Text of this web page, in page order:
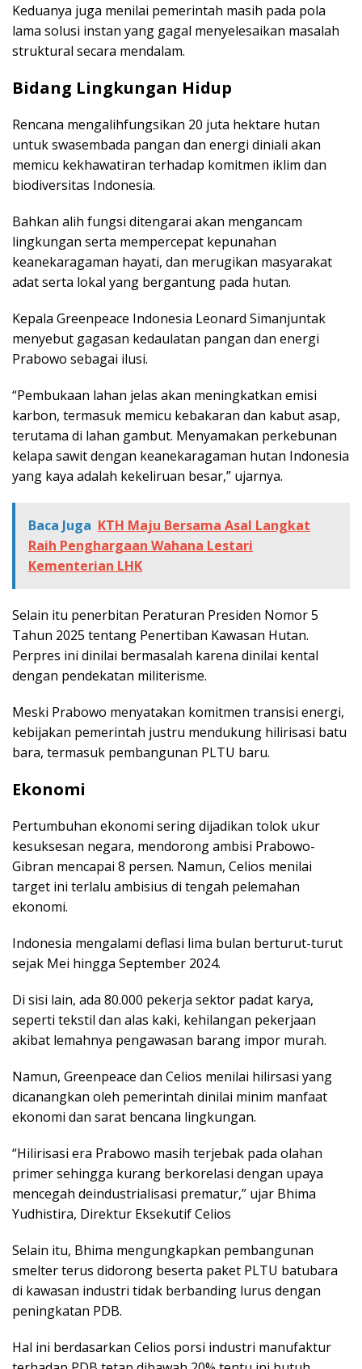
Keduanya juga menilai pemerintah masih pada pola
lama solusi instan yang gagal menyelesaikan masalah
struktural secara mendalam.
Bidang Lingkungan Hidup
Rencana mengalihfungsikan 20 juta hektare hutan
untuk swasembada pangan dan energi diniali akan
memicu kekhawatiran terhadap komitmen iklim dan
biodiversitas Indonesia.
Bahkan alih fungsi ditengarai akan mengancam
lingkungan serta mempercepat kepunahan
keanekaragaman hayati, dan merugikan masyarakat
adat serta lokal yang bergantung pada hutan.
Kepala Greenpeace Indonesia Leonard Simanjuntak
menyebut gagasan kedaulatan pangan dan energi
Prabowo sebagai ilusi.
“Pembukaan lahan jelas akan meningkatkan emisi
karbon, termasuk memicu kebakaran dan kabut asap,
terutama di lahan gambut. Menyamakan perkebunan
kelapa sawit dengan keanekaragaman hutan Indonesia
yang kaya adalah kekeliruan besar,” ujarnya.
Baca Juga KTH Maju Bersama Asal Langkat
Raih Penghargaan Wahana Lestari
Kementerian LHK
Selain itu penerbitan Peraturan Presiden Nomor 5
Tahun 2025 tentang Penertiban Kawasan Hutan.
Perpres ini dinilai bermasalah karena dinilai kental
dengan pendekatan militerisme.
Meski Prabowo menyatakan komitmen transisi energi,
kebijakan pemerintah justru mendukung hilirisasi batu
bara, termasuk pembangunan PLTU baru.
Ekonomi
Pertumbuhan ekonomi sering dijadikan tolok ukur
kesuksesan negara, mendorong ambisi Prabowo-
Gibran mencapai 8 persen. Namun, Celios menilai
target ini terlalu ambisius di tengah pelemahan
ekonomi.
Indonesia mengalami deflasi lima bulan berturut-turut
sejak Mei hingga September 2024.
Di sisi lain, ada 80.000 pekerja sektor padat karya,
seperti tekstil dan alas kaki, kehilangan pekerjaan
akibat lemahnya pengawasan barang impor murah.
Namun, Greenpeace dan Celios menilai hilirsasi yang
dicanangkan oleh pemerintah dinilai minim manfaat
ekonomi dan sarat bencana lingkungan.
“Hilirisasi era Prabowo masih terjebak pada olahan
primer sehingga kurang berkorelasi dengan upaya
mencegah deindustrialisasi prematur,” ujar Bhima
Yudhistira, Direktur Eksekutif Celios
Selain itu, Bhima mengungkapkan pembangunan
smelter terus didorong beserta paket PLTU batubara
di kawasan industri tidak berbanding lurus dengan
peningkatan PDB.
Hal ini berdasarkan Celios porsi industri manufaktur